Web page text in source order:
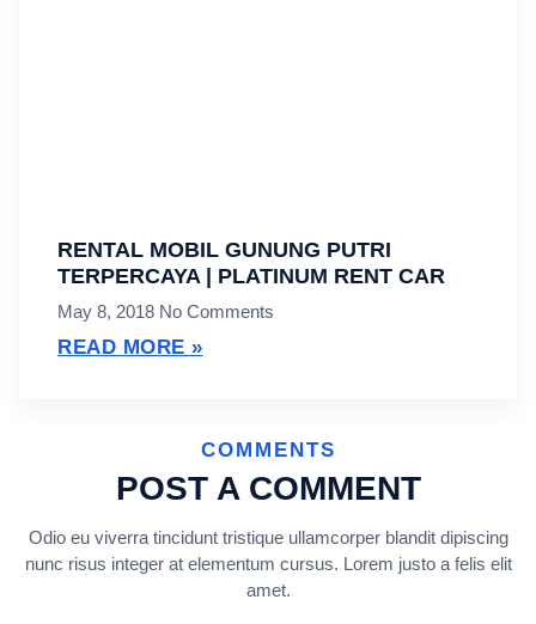
RENTAL MOBIL GUNUNG PUTRI
TERPERCAYA | PLATINUM RENT CAR
May 8, 2018 No Comments
READ MORE »
COMMENTS
POST A COMMENT
Odio eu viverra tincidunt tristique ullamcorper blandit dipiscing
nunc risus integer at elementum cursus. Lorem justo a felis elit
amet.